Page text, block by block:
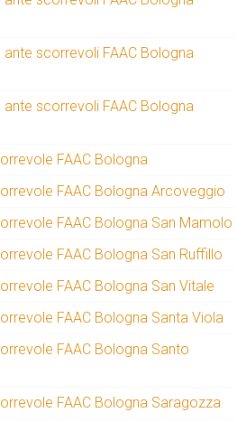
scorrevoli FAAC Bologna
scorrevoli FAAC Bologna
FAAC Bologna
FAAC Bologna Arcoveggio
FAAC Bologna San Mamolo
FAAC Bologna San Ruffillo
FAAC Bologna San Vitale
FAAC Bologna Santa Viola
FAAC Bologna Santo
FAAC Bologna Saragozza